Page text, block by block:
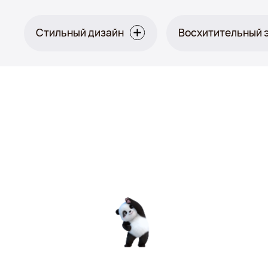
Стильный дизайн
Оранжевый:
Восхитительный